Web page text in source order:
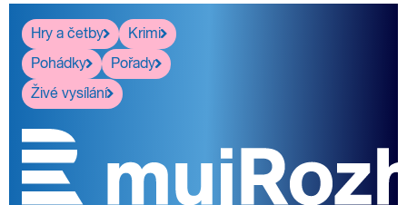
Hry a četby
Krimi
Pohádky
Pořady
Živé vysílání